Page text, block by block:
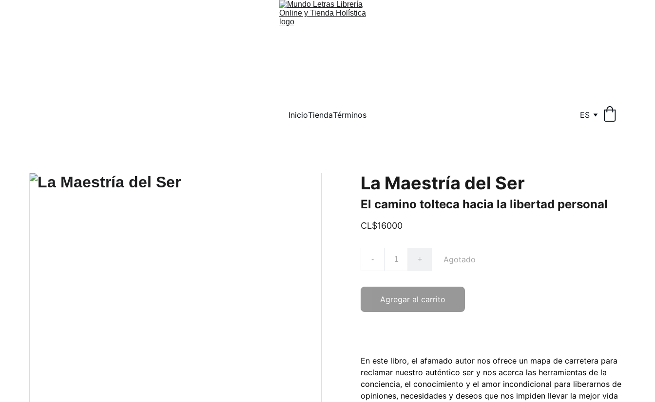
InicioTiendaTérminos ES
La Maestría del Ser
El camino tolteca hacia la libertad personal
CL$16000
- + Agotado
Agregar al carrito
En este libro, el afamado autor nos ofrece un mapa de carretera para
reclamar nuestro auténtico ser y nos acerca las herramientas de la
conciencia, el conocimiento y el amor incondicional para liberarnos de
opiniones, necesidades y deseos que nos impiden llevar la mejor vida